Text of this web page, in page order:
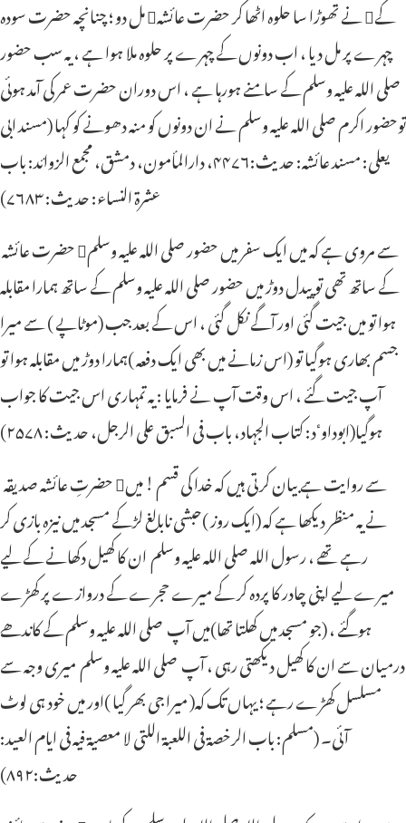
مل دو ؛ چنانچہ حضرت سودہ نے تھوڑا سا حلوہ اٹھا کر حضرت عائشہ کے
چہرے پر مل دیا ، اب دونوں کے چہرے پر حلوہ ملا ہوا ہے ، یہ سب حضور
صلی اللہ علیہ وسلم کے سامنے ہورہا ہے ، اس دوران حضرت عمر کی آمد ہوئی
توحضور اکرم صلی اللہ علیہ وسلم نے ان دونوں کو منہ دھونے کو کہا (مسند ابی
یعلی: مسند عائشہ: حدیث:۴۴۷۶، دارالمأمون، دمشق، مجمع الزوائد: باب
عشرة النساء: حدیث: ۷۶۸۳)
کے ساتھ تھی تو پیدل دوڑ میں حضور صلی اللہ علیہ وسلم کے ساتھ ہمارا مقابلہ
ہوا تو میں جیت گئی اور آگے نکل گئی ، اس کے بعد جب (موٹاپے ) سے میرا
جسم بھاری ہوگیا تو (اس زمانے میں بھی ایک دفعہ )ہمارا دوڑ میں مقابلہ ہوا تو
آپ جیت گئے ، اس وقت آپ نے فرمایا : یہ تمہاری اس جیت کا جواب
ہوگیا(ابوداوٴد: کتاب الجہاد، باب فی السبق علی الرجل، حدیث: ۲۵۷۸)
نے یہ منظر دیکھا ہے کہ (ایک روز )حبشی نابالغ لڑکے مسجد میں نیزہ بازی کر
رہے تھے ، رسول اللہ صلی اللہ علیہ وسلم ان کا کھیل دکھانے کے لیے
میرے لیے اپنی چادر کا پردہ کر کے میرے حجرے کے دروازے پر کھڑے
ہوگئے ، (جو مسجد میں کھلتا تھا)میں آپ صلی اللہ علیہ وسلم کے کاندھے
درمیان سے ان کا کھیل دیکھتی رہی ، آپ صلی اللہ علیہ وسلم میری وجہ سے
مسلسل کھڑے رہے ؛ یہاں تک کہ( میرا جی بھر گیا )اور میں خود ہی لوٹ
آئی۔ (مسلم: باب الرخصة فی اللعبة اللتی لا معصیة فیہ فی ایام العید:
حدیث:۸۹۲)